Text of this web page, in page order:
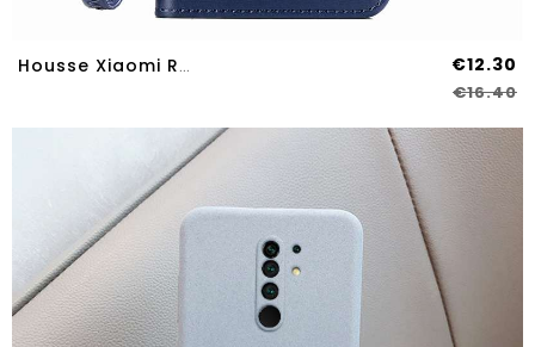
Housse Xiaomi Redmi 9 Protection Silicone Incassable Bleu Tout Compris Coque €12.30
€16.40